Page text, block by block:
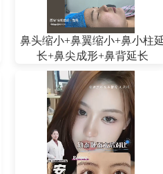
鼻头缩小+鼻翼缩小+鼻小柱
长+鼻尖成形+鼻背延长